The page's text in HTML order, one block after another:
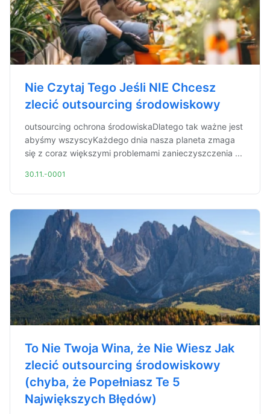
Nie Czytaj Tego Jeśli NIE Chcesz
zlecić outsourcing środowiskowy
outsourcing ochrona środowiskaDlatego tak ważne jest
abyśmy wszyscyKażdego dnia nasza planeta zmaga
się z coraz większymi problemami zanieczyszczenia ...
30.11.-0001
To Nie Twoja Wina, że Nie Wiesz Jak
zlecić outsourcing środowiskowy
(chyba, że Popełniasz Te 5
Największych Błędów)